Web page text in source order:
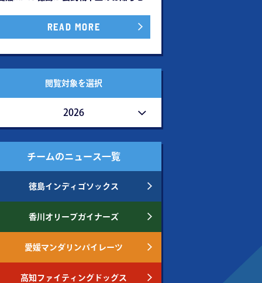
READ MORE
閲覧対象を選択
2026
チームのニュース一覧
徳島インディゴソックス
香川オリーブガイナーズ
愛媛マンダリンパイレーツ
高知ファイティングドッグス